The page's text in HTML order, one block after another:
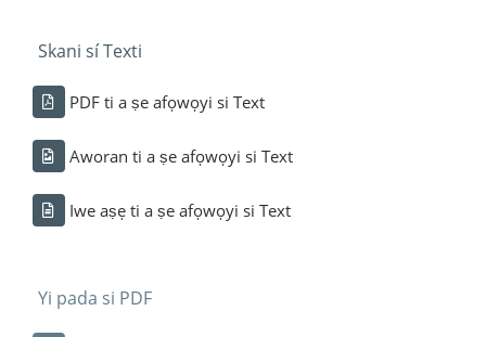
Skani sí Texti
PDF ti a ṣe afọwọyi si Text
Aworan ti a ṣe afọwọyi si Text
Iwe aṣẹ ti a ṣe afọwọyi si Text
Yi pada si PDF